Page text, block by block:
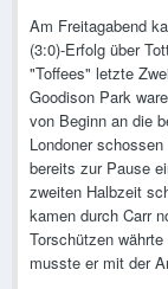
Am Freitagabend
(3:0)-Erfolg über
"Toffees" letzte
Goodison Park
von Beginn an die
Londoner
bereits zur Pause
zweiten Halbzeit
kamen durch Carr
Torschützen
musste er mit der